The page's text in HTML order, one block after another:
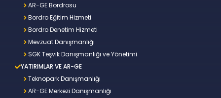
AR-GE Bordrosu
Bordro Eğitim Hizmeti
Bordro Denetim Hizmeti
Mevzuat Danışmanlığı
SGK Teşvik Danışmanlığı ve Yönetimi
YATIRIMLAR VE AR-GE
Teknopark Danışmanlığı
AR-GE Merkezi Danışmanlığı